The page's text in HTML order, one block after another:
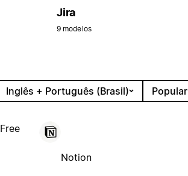
Jira
9 modelos
Inglês + Português (Brasil) Popular
Free
Notion